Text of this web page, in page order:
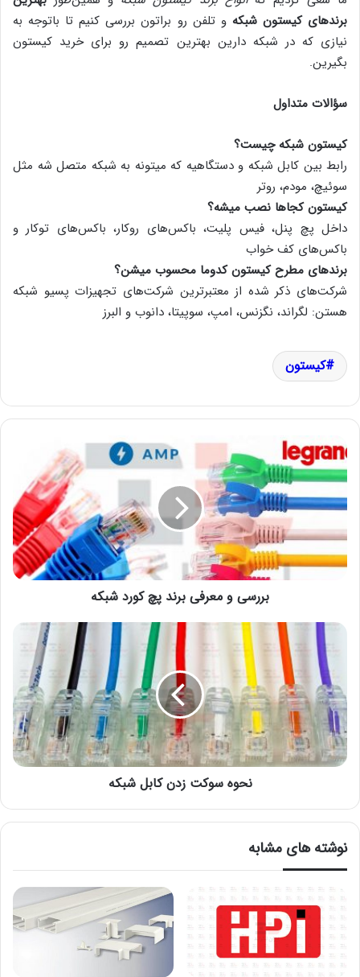
برندهای کیستون شبکه و تلفن رو براتون بررسی کنیم تا باتوجه به
نیازی که در شبکه‌ دارین بهترین تصمیم رو برای خرید کیستون
بگیرین.
سؤالات متداول
کیستون شبکه چیست؟
رابط بین کابل شبکه و دستگاهیه که میتونه به شبکه متصل شه مثل
سوئیچ، مودم، روتر
کیستون کجاها نصب میشه؟
داخل پچ پنل، فیس پلیت، باکس‌های روکار، باکس‌های توکار و
باکس‌های کف خواب
برندهای مطرح کیستون کدوما محسوب میشن؟
شرکت‌های ذکر شده از معتبرترین شرکت‌های تجهیزات پسیو شبکه
هستن: لگراند، نگزنس، امپ، سوپیتا، دانوب و البرز
کیستون
بررسی و معرفی برند پچ کورد شبکه
نحوه سوکت زدن کابل شبکه
نوشته های مشابه